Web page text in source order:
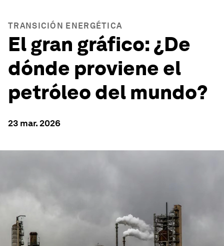
TRANSICIÓN ENERGÉTICA
El gran gráfico: ¿De
dónde proviene el
petróleo del mundo?
23 mar. 2026